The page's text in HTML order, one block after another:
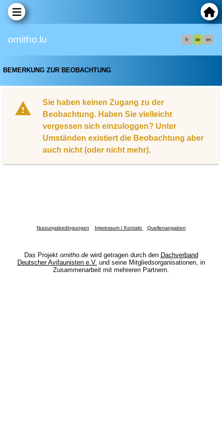
ornitho.lu fr de en
BEMERKUNG ZUR BEOBACHTUNG
Sie haben keinen Zugang zu der
Beobachtung. Haben Sie vielleicht
vergessen sich einzuloggen? Unter
Umständen existiert die Beobachtung aber
auch nicht (oder nicht mehr).
Nutzungsbedingungen Impressum / Kontakt Quellenangaben
Das Projekt ornitho.dewird getragen durch den Dachverband
Deutscher Avifaunisten e.V. und seine Mitgliedsorganisationen, in
Zusammenarbeit mit mehreren Partnern.